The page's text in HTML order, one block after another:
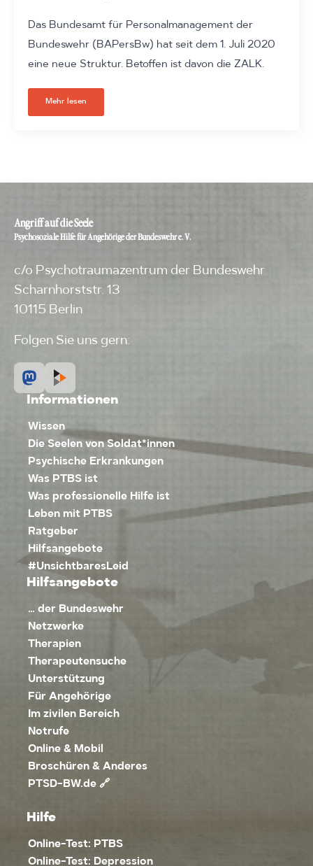
Das Bundesamt für Personalmanagement der
Bundeswehr (BAPersBw) hat seit dem 1. Juli 2020
eine neue Struktur. Betoffen ist davon die ZALK.
Mehr lesen
Angriff auf die Seele
Psychosoziale Hilfe für Angehörige der Bundeswehr e. V.
c/o Psychotraumazentrum der Bundeswehr
Scharnhorststr. 13
10115 Berlin
Folgen Sie uns gern:
Informationen
Wissen
Die Seelen von Soldat*innen
Psychische Erkrankungen
Was PTBS ist
Was professionelle Hilfe ist
Leben mit PTBS
Ratgeber
Hilfsangebote
#UnsichtbaresLeid
Hilfsangebote
… der Bundeswehr
Netzwerke
Therapien
Therapeutensuche
Unterstützung
Für Angehörige
Im zivilen Bereich
Notrufe
Online & Mobil
Broschüren & Anderes
PTSD-BW.de 🔗
Hilfe
Online-Test: PTBS
Online-Test: Depression